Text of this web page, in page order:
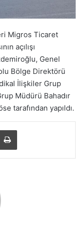
Migros Ticaret
açılışı
Genel
Bölge Direktörü
İlişkiler Grup
Müdürü Bahadır
tarafından yapıldı.